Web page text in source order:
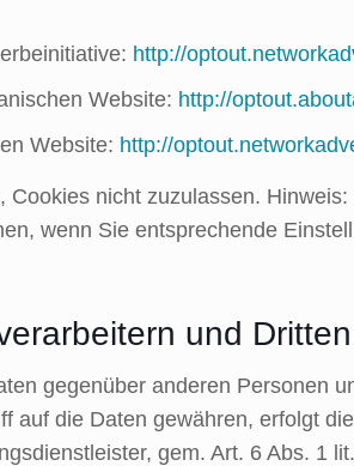
http://
Website: http://
Website: http://
nicht zuzulassen.
wenn Sie entsprechende
und Dritten
gegenüber anderen Personen
auf die Daten gewähren, erfolgt
gem. Art. 6 Abs. 1